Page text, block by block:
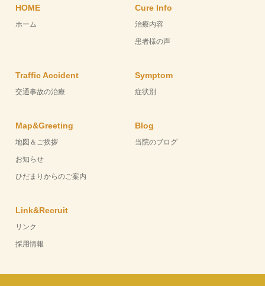
HOME
ホーム
Cure Info
治療内容
患者様の声
Traffic Accident
交通事故の治療
Symptom
症状別
Map&Greeting
地図＆ご挨拶
お知らせ
ひだまりからのご案内
Blog
当院のブログ
Link&Recruit
リンク
採用情報